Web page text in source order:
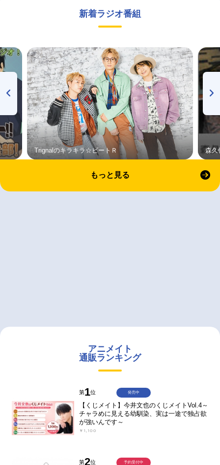
新着ラジオ番組
Trignalのキラキラ☆ビートＲ 森久
もっと見る
アニメイト
通販ランキング
第1位
【くじメイト】今井文也のくじメイトVol.4～
チャラめに見える幼馴染、実は一途で独占欲
が強いんです～
￥1,100
発売中
第2位 予約受付中